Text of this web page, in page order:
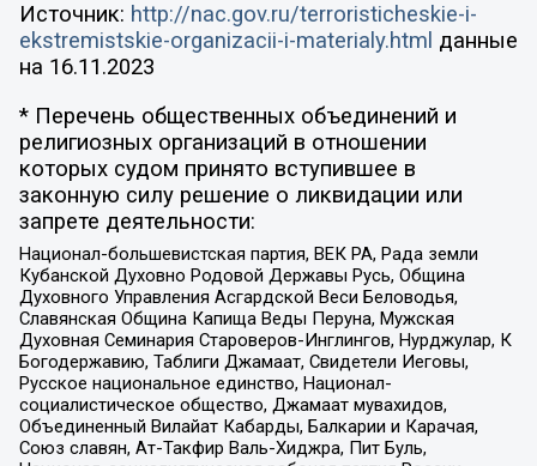
Источник: http://nac.gov.ru/terroristicheskie-i-
ekstremistskie-organizacii-i-materialy.html данные
на 16.11.2023
* Перечень общественных объединений и
религиозных организаций в отношении
которых судом принято вступившее в
законную силу решение о ликвидации или
запрете деятельности:
Национал-большевистская партия, ВЕК РА, Рада земли
Кубанской Духовно Родовой Державы Русь, Община
Духовного Управления Асгардской Веси Беловодья,
Славянская Община Капища Веды Перуна, Мужская
Духовная Семинария Староверов-Инглингов, Нурджулар, К
Богодержавию, Таблиги Джамаат, Свидетели Иеговы,
Русское национальное единство, Национал-
социалистическое общество, Джамаат мувахидов,
Объединенный Вилайат Кабарды, Балкарии и Карачая,
Союз славян, Ат-Такфир Валь-Хиджра, Пит Буль,